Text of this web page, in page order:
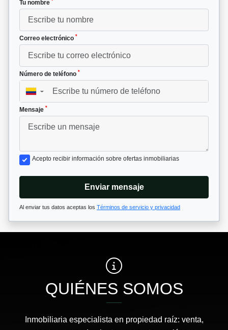
Tu nombre
Correo electrónico *
Número de teléfono *
▼
Mensaje *
Acepto recibir información sobre ofertas inmobiliarias
Enviar mensaje
Al enviar tus datos aceptas los Términos de servicio y privacidad
QUIÉNES SOMOS
Inmobiliaria especialista en propiedad raíz: venta,